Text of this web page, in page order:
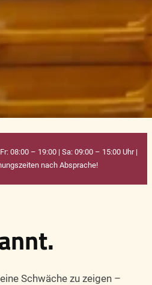
08:00 – 19:00 | Sa: 09:00 – 15:00 Uhr |
nach Absprache!
Schwäche zu zeigen –